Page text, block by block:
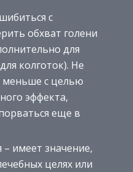
с
обхват голени
для
колготок). Не
меньше с целью
эффекта,
еще в
имеет значение,
целях или